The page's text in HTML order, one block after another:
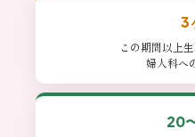
3
この期間以上
婦人科へ
20